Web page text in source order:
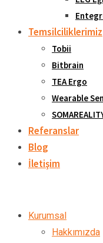
Temsilciliklerimiz
Tobii
Bitbrain
TEA Ergo
Wearable
Referanslar
Blog
İletişim
Kurumsal
Hakkımızda